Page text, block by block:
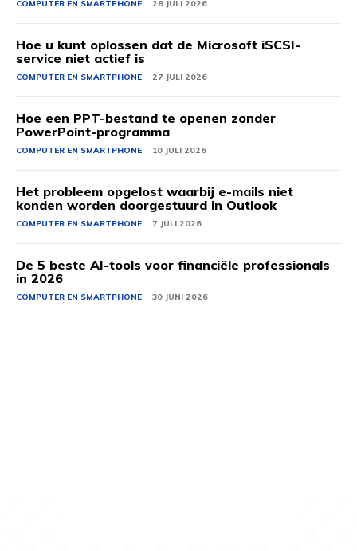
COMPUTER EN SMARTPHONE 28 JULI 2026
Hoe u kunt oplossen dat de Microsoft iSCSI-
service niet actief is
COMPUTER EN SMARTPHONE 27 JULI 2026
Hoe een PPT-bestand te openen zonder
PowerPoint-programma
COMPUTER EN SMARTPHONE 10 JULI 2026
Het probleem opgelost waarbij e-mails niet
konden worden doorgestuurd in Outlook
COMPUTER EN SMARTPHONE 7 JULI 2026
De 5 beste AI-tools voor financiële professionals
in 2026
COMPUTER EN SMARTPHONE 30 JUNI 2026